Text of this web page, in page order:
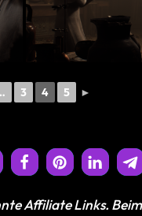
3 4 5 ►
Affiliate Links.